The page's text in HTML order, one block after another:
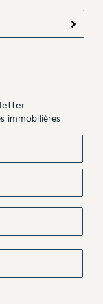
immobilières